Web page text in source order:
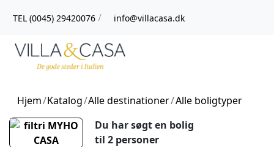
TEL (0045) 29420076 / info@villacasa.dk
Hjem Katalog Alle destinationer Alle boligtyper
Du har søgt en bolig
til 2 personer